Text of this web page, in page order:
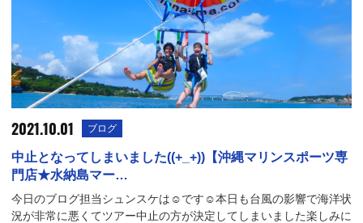
2021.10.01 ブログ
中止となってしまいました((+_+))【沖縄マリンスポーツ専
門店★水納島マー…
今日のブログ担当シュンスケは☺です☺本日も台風の影響で海洋状
況が非常に悪くてツアー中止の方が決定してしまいました楽しみに